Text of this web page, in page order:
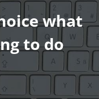
what
to do